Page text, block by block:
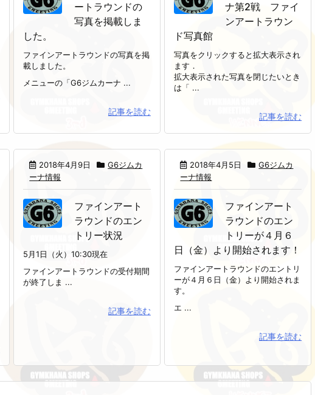
ートラウンドの
写真を掲載しま
した。
ファインアートラウンドの写真を掲
載しました。
メニューの「G6ジムカーナ ...
記事を読む
ナ第2戦 ファイ
ンアートラウン
ド写真館
写真をクリックすると拡大表示され
ます．
拡大表示された写真を閉じたいとき
は「 ...
記事を読む
2018年4月9日
G6ジムカ
ーナ情報
ファインアート
ラウンドのエン
トリー状況
5月1日（火）10:30現在
ファインアートラウンドの受付期間
が終了しま ...
記事を読む
2018年4月5日
G6ジムカ
ーナ情報
ファインアート
ラウンドのエン
トリーが４月６
日（金）より開始されます！
ファインアートラウンドのエントリ
ーが４月６日（金）より開始されま
す。
エ ...
記事を読む